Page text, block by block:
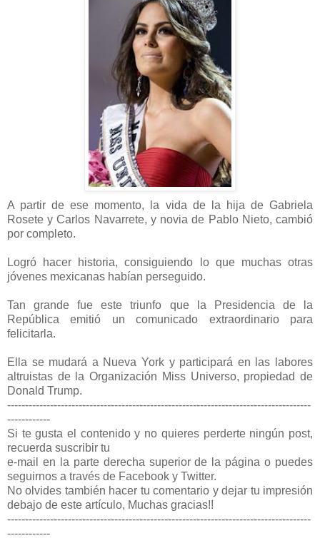
A partir de ese momento, la vida de la hija de Gabriela
Rosete y Carlos Navarrete, y novia de Pablo Nieto, cambió
por completo.
Logró hacer historia, consiguiendo lo que muchas otras
jóvenes mexicanas habían perseguido.
Tan grande fue este triunfo que la Presidencia de la
República emitió un comunicado extraordinario para
felicitarla.
Ella se mudará a Nueva York y participará en las labores
altruistas de la Organización Miss Universo, propiedad de
Donald Trump.
-------------------------------------------------------------------------------------
------------
Si te gusta el contenido y no quieres perderte ningún post,
recuerda suscribir tu
e-mail en la parte derecha superior de la página o puedes
seguirnos a través de Facebook y Twitter.
No olvides también hacer tu comentario y dejar tu impresión
debajo de este artículo, Muchas gracias!!
-------------------------------------------------------------------------------------
------------